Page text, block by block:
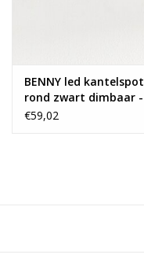
BENNY led kantelspot
rond zwart dimbaar -
Pro reflector lens
€59,02